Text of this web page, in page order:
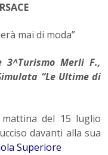
mai di moda”
Merli F.,
“Le Ultime di
del 15 luglio
davanti alla sua
Superiore